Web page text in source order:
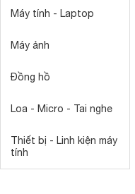
Máy tính - Laptop
Máy ảnh
Đồng hồ
Loa - Micro - Tai nghe
Thiết bị - Linh kiện máy
tính